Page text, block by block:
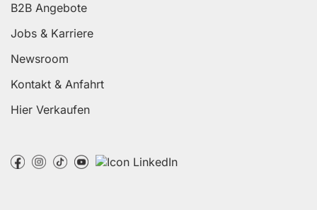
B2B Angebote
Jobs & Karriere
Newsroom
Kontakt & Anfahrt
Hier Verkaufen